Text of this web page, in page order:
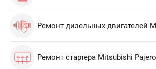
Ремонт дизельных двигателей
Ремонт стартера Mitsubishi Pajero